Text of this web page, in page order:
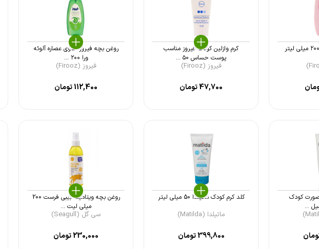
کرم وازلین کودک فیروز مناسب
پوست حساس ۵۰ ...
فیروز (Firooz)
47,700تومان
روغن بچه فیروز حاوی عصاره آلوئه
ورا ۲۰۰ ...
فیروز (Firooz)
112,400تومان
صورت کودک
کلد کرم کودک ماتیلدا 50 میلی لیتر
ماتیلدا (Matilda)
399,800تومان
روغن بچه ویتامینه بیبی فرست 200
میلی لیت ...
سی گل (Seagull)
230,000تومان